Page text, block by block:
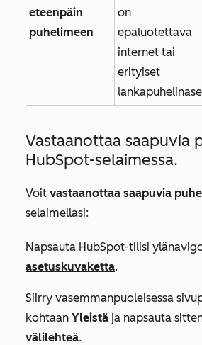
eteenpäin
puhelimeen
on
epäluotettava
internet tai
erityiset
Vastaanottaa saapuvia
HubSpot-selaimessa.
Voit vastaanottaa saapuvia
selaimellasi:
Napsauta HubSpot-tilisi
asetuskuvaketta.
Siirry vasemmanpuoleisessa
kohtaan Yleistä ja napsauta
välilehteä.